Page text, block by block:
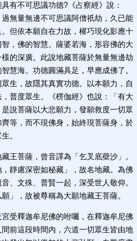
有不可思議功德?《占察經》說：
過無量無邊不可思議阿僧祇劫，久已能
但依本願自在力故，權巧現化影應十
，佛的智慧。薩婆若海，形容佛的大
的深廣。此說地藏菩薩於無量無邊劫
慧海。功德圓滿具足，早應成佛了。
生，故隱其真實功德。以本願力，自
普度眾生。《楞伽經》也說：「有大
說菩薩以大悲願力，發願救度一切眾
等，而不現佛身，始終現菩薩身，於
。
王菩薩，曾音譯為「乞叉底蘗沙」。
靜慮深密如秘藏」，故名地藏。為佛
、文殊、普賢一起，深受世人敬仰。
」，故被尊稱為大願地藏王菩薩。
受釋迦牟尼佛的咐囑，在釋迦牟尼佛
前這段時間內，六道一切眾生皆由地